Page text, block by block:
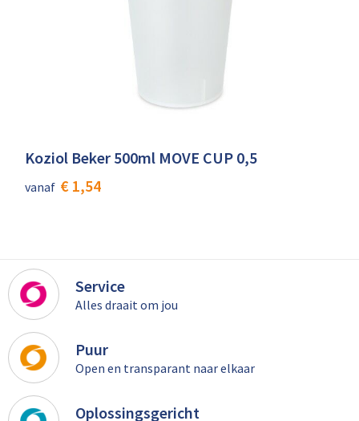
Koziol Beker 500ml MOVE CUP 0,5
vanaf € 1,54
Service
Alles draait om jou
Puur
Open en transparant naar elkaar
Oplossingsgericht